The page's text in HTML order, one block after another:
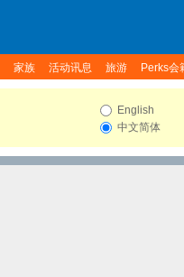
家族 活动讯息 旅游 Perks会
English
中文简体